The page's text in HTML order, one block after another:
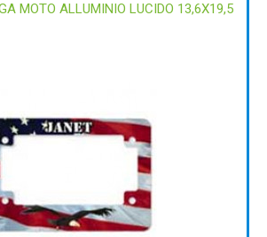
MOTO ALLUMINIO LUCIDO 13,6X19,5